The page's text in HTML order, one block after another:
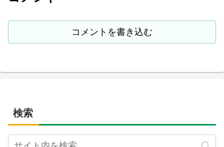
コメントを書き込む
検索